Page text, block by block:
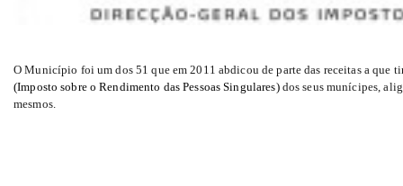
O Município foi um dos 51 que em 2011 abdicou de parte das receitas a que
(Imposto sobre o Rendimento das Pessoas Singulares)dos seus munícipes,
mesmos.